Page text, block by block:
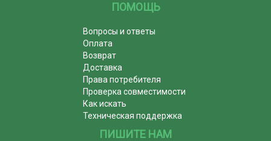
ПОМОЩЬ
Вопросы и ответы
Оплата
Возврат
Доставка
Права потребителя
Проверка совместимости
Как искать
Техническая поддержка
ПИШИТЕ НАМ